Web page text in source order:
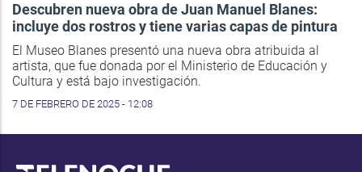
Descubren nueva obra de Juan Manuel Blanes:
incluye dos rostros y tiene varias capas de pintura
El Museo Blanes presentó una nueva obra atribuida al
artista, que fue donada por el Ministerio de Educación y
Cultura y está bajo investigación.
7 DE FEBRERO DE 2025 - 12:08